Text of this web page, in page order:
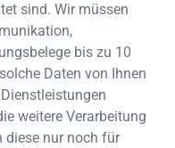
sind. Wir müssen
bis zu 10
Daten von Ihnen
weitere Verarbeitung
diese nur noch für